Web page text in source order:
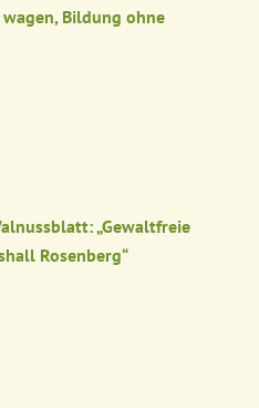
Bildung ohne
„Gewaltfreie
Rosenberg“